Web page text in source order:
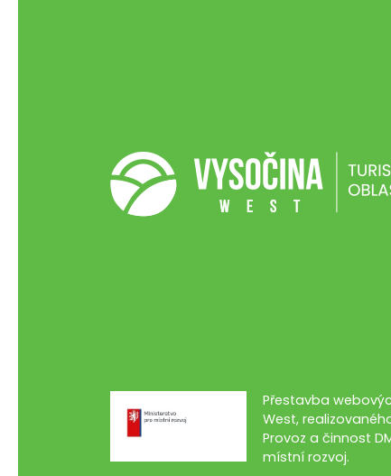
Přestavba
West,
Provoz a činnost
místní rozvoj.